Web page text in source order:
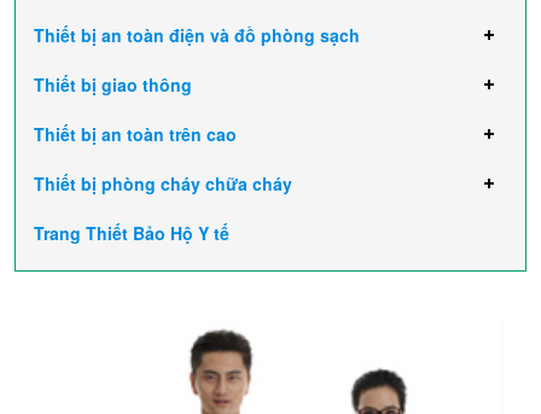
Thiết bị an toàn điện và đồ phòng sạch
Thiết bị giao thông
Thiết bị an toàn trên cao
Thiết bị phòng cháy chữa cháy
Trang Thiết Bảo Hộ Y tế